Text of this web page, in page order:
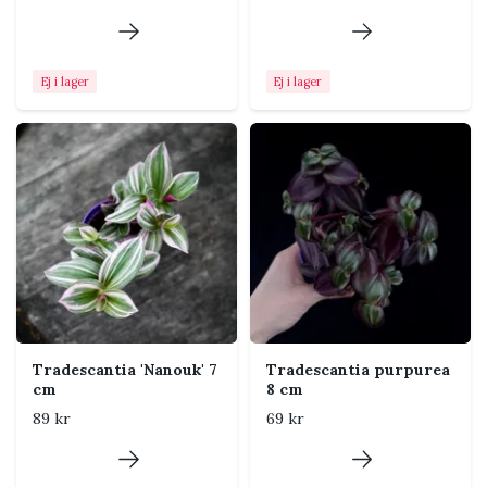
Undvik att låta växten stå
Jord
Luftig och väldränerad
blomjord. Blanda gärna i
perlit om jorden känns
kompakt.
Luftfuktighet
Normal rumsluft fungerar
bra. God luftcirkulation
minskar risken för
svampangrepp och mjuka
skott.
gärna över cirka 18 °C.
Skydda mot kalla drag och
Ge svag växtnäring ungefär
Ej i lager Ej i lager
Tradescantia 'Nanouk' 7
cm
89 kr
Tradescantia purpurea
8 cm
69 kr